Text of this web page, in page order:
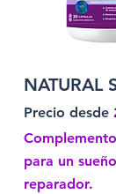
NATURAL
Precio desde
para un
reparador.